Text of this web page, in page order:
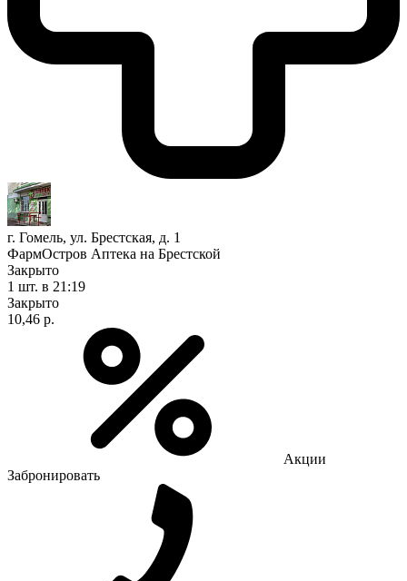
г. Гомель, ул. Брестская, д. 1
ФармОстров Аптека на Брестской
Закрыто
1 шт. в 21:19
Закрыто
10,46 р.
Акции
Забронировать